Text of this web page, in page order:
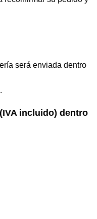
será enviada dentro
incluido) dentro